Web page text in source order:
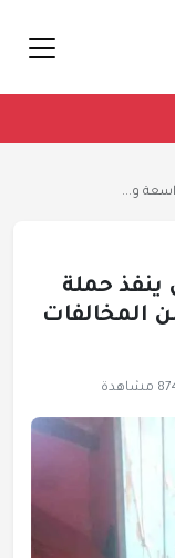
و...
ينفذ حملة
المخالفات
مشاهدة